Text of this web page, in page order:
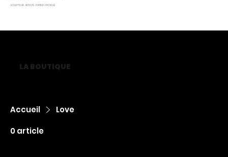
SCULPTEUR ARTISTE PAPIER FROISSÉ
LA BOUTIQUE
Accueil
Love
0 article